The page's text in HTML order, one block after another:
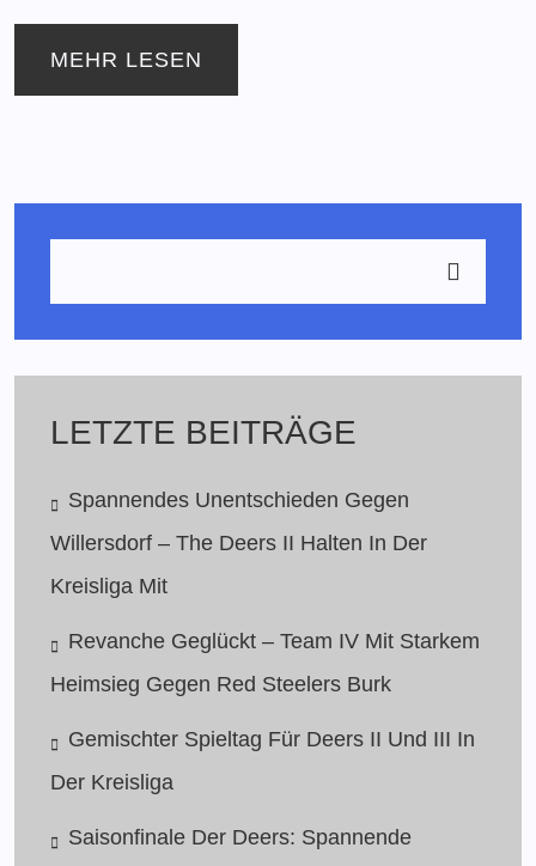
MEHR LESEN
LETZTE BEITRÄGE
Spannendes Unentschieden Gegen
Willersdorf – The Deers II Halten In Der
Kreisliga Mit
Revanche Geglückt – Team IV Mit Starkem
Heimsieg Gegen Red Steelers Burk
Gemischter Spieltag Für Deers II Und III In
Der Kreisliga
Saisonfinale Der Deers: Spannende